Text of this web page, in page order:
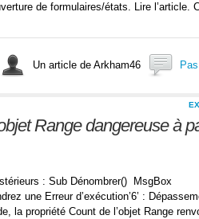
de formulaires/états. Lire l’article.
Un article de Arkham46
Range dangereuse à
: Sub Dénombrer() MsgBox
une Erreur d’exécution’6’ :
la propriété Count de l’objet Range